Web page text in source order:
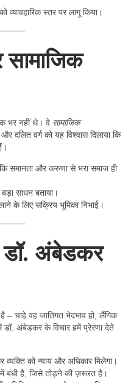
व्यावहारिक स्तर पर लागू किया।
भर नहीं थे। वे सामाजिक
वर्ग को यह विश्वास दिलाया कि
समानता और करुणा से भरा समाज ही
साधन बताया।
के लिए सक्रिय भूमिका निभाई।
अंबेडकर
चाहे वह जातिगत भेदभाव हो, लैंगिक
डॉ. अंबेडकर के विचार हमें प्रेरणा देते
को न्याय और अधिकार मिलेगा।
में बंधी है, जिसे तोड़ने की ज़रूरत है।